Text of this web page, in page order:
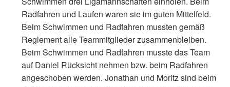
Radfahren und Laufen waren sie im guten Mittelfeld.
Beim Schwimmen und Radfahren mussten gemäß
Reglement alle Teammitglieder zusammenbleiben.
Beim Schwimmen und Radfahren musste das Team
auf Daniel Rücksicht nehmen bzw. beim Radfahren
angeschoben werden. Jonathan und Moritz sind beim